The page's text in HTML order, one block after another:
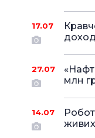
17.07
27.07
млн
14.07
живих